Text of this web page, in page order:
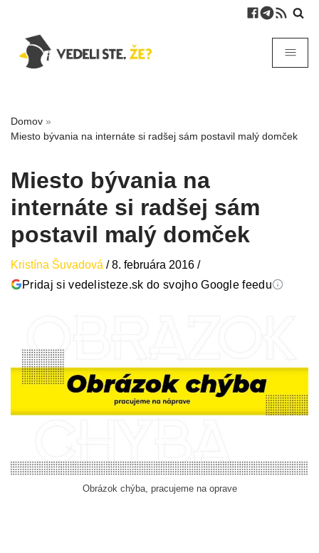
Domov »
Miesto bývania na internáte si radšej sám postavil malý domček
Miesto bývania na
internáte si radšej sám
postavil malý domček
Kristína Šuvadová /8. februára 2016 /
Pridaj si vedelisteze.sk do svojho Google feedu
Obrázok chýba, pracujeme na oprave